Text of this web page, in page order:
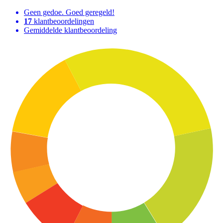
Geen gedoe. Goed geregeld!
17 klantbeoordelingen
Gemiddelde klantbeoordeling